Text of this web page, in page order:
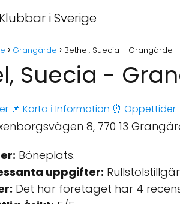
Klubbar i Sverige
Grangärde Bethel, Suecia - Grangärde
Suecia -
📌 Karta ℹ️ Information ⏰ Öppettider
8, 770 13
Böneplats.
uppgifter:
Det här företaget har 4